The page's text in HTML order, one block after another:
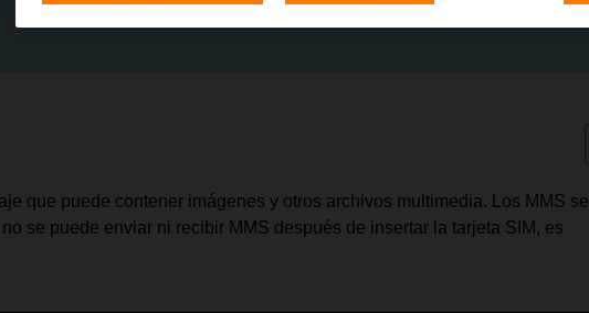
que puede contener imágenes y otros archivos multimedia. Los MMS se
se puede enviar ni recibir MMS después de insertar la tarjeta SIM, es